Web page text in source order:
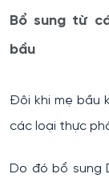
Bổ sung từ
bầu
Đôi khi mẹ bầu
các loại thực
Do đó bổ sung